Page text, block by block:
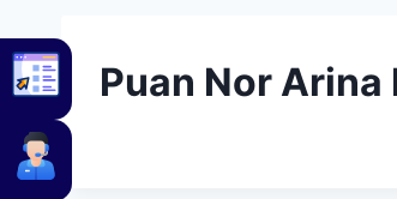
Puan Nor